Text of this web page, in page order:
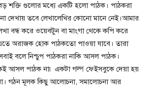
শক্তি গুলোর মধ্যে একটি হলো পাঠক। পাঠকরা
না দেখায় তবে লেখালেখির কোনো মানে নেই।আমার
বন্ধ করে ওয়েবটুন বা মাংগা থেকে কপি করে
অরাজক হোক পাঠকতো পাওয়া যাবে। তারা
সবাই বলে নিশ্চুপ পাঠকরা নাকি আসল পাঠক।
আসল পাঠক না৷ একটা গল্প ফেইসবুকে দেয়া হয়
গঠন মূলক কিছু আলোচনা, সমালোচনা আর